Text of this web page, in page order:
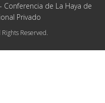
de La Haya de
Privado
Reserved.